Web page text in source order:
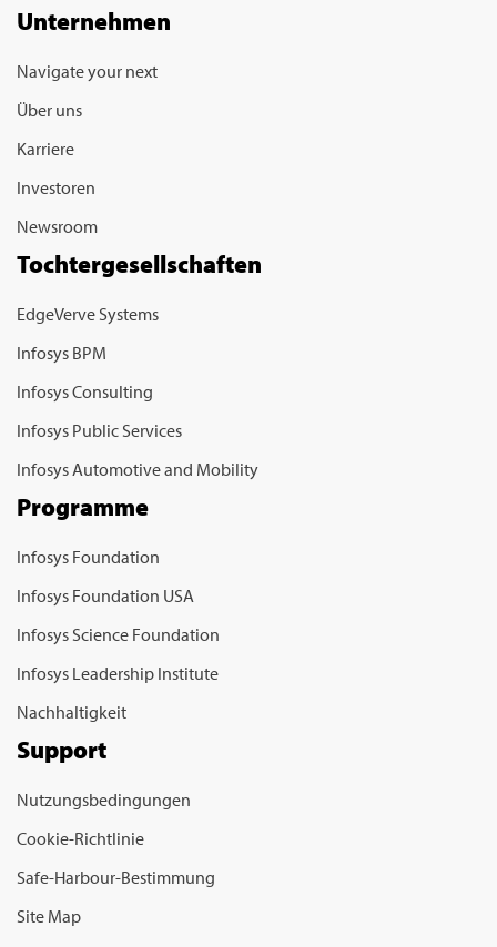
Unternehmen
Navigate your next
Über uns
Karriere
Investoren
Newsroom
Tochtergesellschaften
EdgeVerve Systems
Infosys BPM
Infosys Consulting
Infosys Public Services
Infosys Automotive and Mobility
Programme
Infosys Foundation
Infosys Foundation USA
Infosys Science Foundation
Infosys Leadership Institute
Nachhaltigkeit
Support
Nutzungsbedingungen
Cookie-Richtlinie
Safe-Harbour-Bestimmung
Site Map